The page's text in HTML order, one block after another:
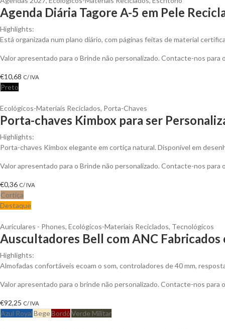
Agenda Diária Tagore A-5 em Pele
Highlights:
Está organizada num plano diário, com páginas feitas de material
Valor apresentado para o Brinde não personalizado. Contacte-nos
€10,68 C/ IVA
Preto
Ecológicos-Materiais Reciclados, Porta-Chaves
Porta-chaves Kimbox para ser
Highlights:
Porta-chaves Kimbox elegante em cortiça natural. Disponível em
Valor apresentado para o Brinde não personalizado. Contacte-nos
€0,36 C/ IVA
Cortiça
Destaque
Auriculares - Phones, Ecológicos-Materiais Reciclados, Tecnológicos
Auscultadores Bell com ANC
Highlights:
Almofadas confortáveis ecoam o som, controladores de 40 mm,
Valor apresentado para o brinde não personalizado. Contacte-nos
€92,25 C/ IVA
Azul RoyalBegeBordôVerde Militar